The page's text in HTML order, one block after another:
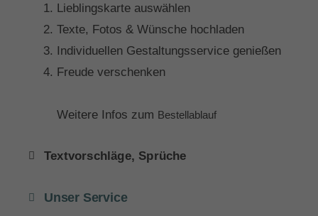
Lieblingskarte auswählen
Texte, Fotos & Wünsche hochladen
Individuellen Gestaltungsservice genießen
Freude verschenken
Weitere Infos zum Bestellablauf
Textvorschläge, Sprüche
Unser Service